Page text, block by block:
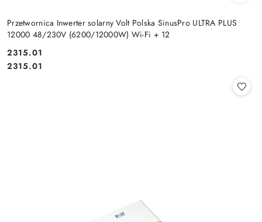
Przetwornica Inwerter solarny Volt Polska SinusPro ULTRA PLUS
12000 48/230V (6200/12000W) Wi-Fi + 12
Cena:
2315.01
Cena:
2315.01